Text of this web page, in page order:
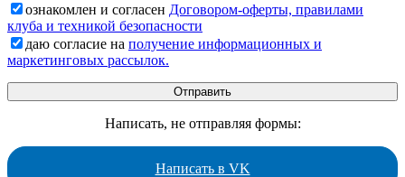
ознакомлен и согласен Договором-оферты, правилами
клуба и техникой безопасности
даю согласие на получение информационных и
маркетинговых рассылок.
Написать, не отправляя формы:
Написать в VK